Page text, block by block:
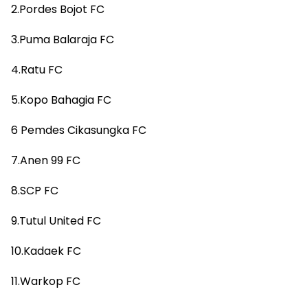
2.Pordes Bojot FC
3.Puma Balaraja FC
4.Ratu FC
5.Kopo Bahagia FC
6 Pemdes Cikasungka FC
7.Anen 99 FC
8.SCP FC
9.Tutul United FC
10.Kadaek FC
11.Warkop FC